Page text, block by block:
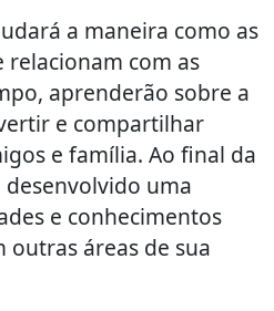
a maneira como as
relacionam com as
aprenderão sobre a
e compartilhar
e família. Ao final da
uma
e conhecimentos
outras áreas de sua